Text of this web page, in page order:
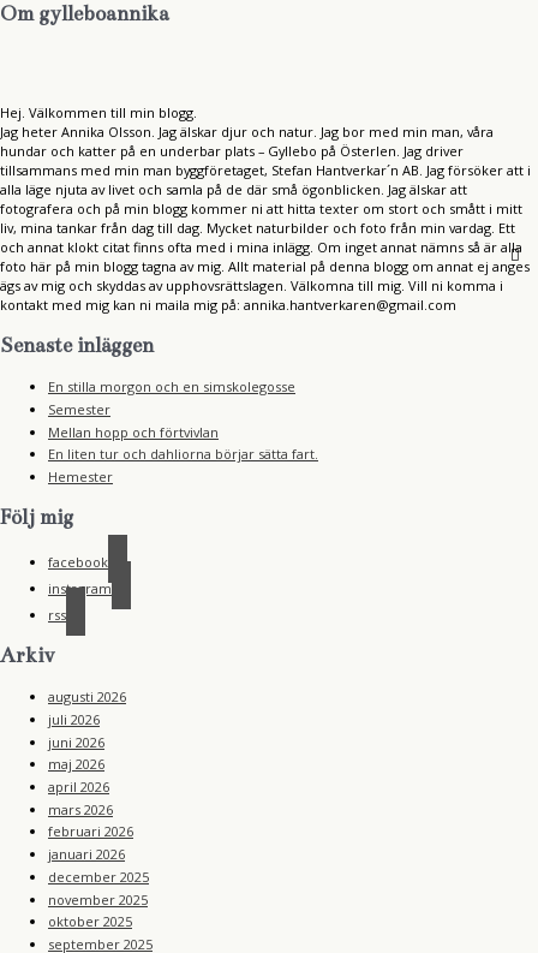
Om gylleboannika
Hej. Välkommen till min blogg.
Jag heter Annika Olsson. Jag älskar djur och natur. Jag bor med min man, våra
hundar och katter på en underbar plats – Gyllebo på Österlen. Jag driver
tillsammans med min man byggföretaget, Stefan Hantverkar´n AB. Jag försöker att i
alla läge njuta av livet och samla på de där små ögonblicken. Jag älskar att
fotografera och på min blogg kommer ni att hitta texter om stort och smått i mitt
liv, mina tankar från dag till dag. Mycket naturbilder och foto från min vardag. Ett
och annat klokt citat finns ofta med i mina inlägg. Om inget annat nämns så är alla
foto här på min blogg tagna av mig. Allt material på denna blogg om annat ej anges
ägs av mig och skyddas av upphovsrättslagen. Välkomna till mig. Vill ni komma i
kontakt med mig kan ni maila mig på: annika.hantverkaren@gmail.com
Senaste inläggen
En stilla morgon och en simskolegosse
Semester
Mellan hopp och förtvivlan
En liten tur och dahliorna börjar sätta fart.
Hemester
Följ mig
facebook
instagram
rss
Arkiv
augusti 2026
juli 2026
juni 2026
maj 2026
april 2026
mars 2026
februari 2026
januari 2026
december 2025
november 2025
oktober 2025
september 2025